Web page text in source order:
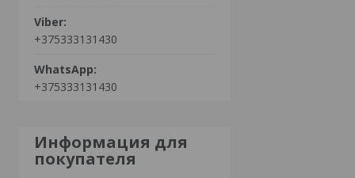
+375333131430
+375333131430
Информация для
покупателя